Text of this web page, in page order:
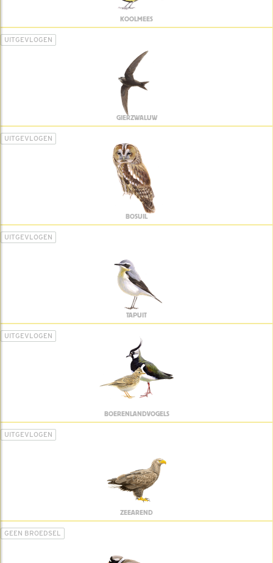
KOOLMEES
UITGEVLOGEN
GIERZWALUW
UITGEVLOGEN
BOSUIL
UITGEVLOGEN
TAPUIT
UITGEVLOGEN
BOERENLANDVOGELS
UITGEVLOGEN
ZEEAREND
GEEN BROEDSEL